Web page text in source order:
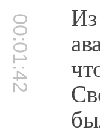
00:01:42